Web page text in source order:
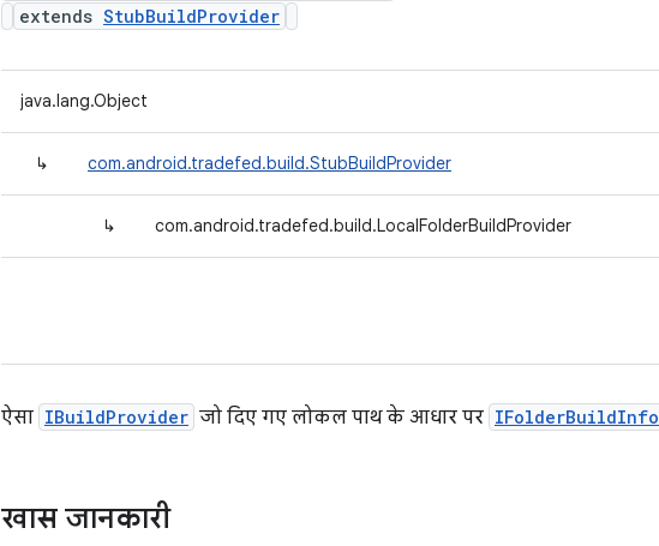
extends StubBuildProvider
java.lang.Object
↳ com.android.tradefed.build.StubBuildProvider
↳ com.android.tradefed.build.LocalFolderBuildProvider
ऐसा IBuildProvider जो दिए गए लोकल पाथ के आधार पर IFolderBuildInfo
खास जानकारी